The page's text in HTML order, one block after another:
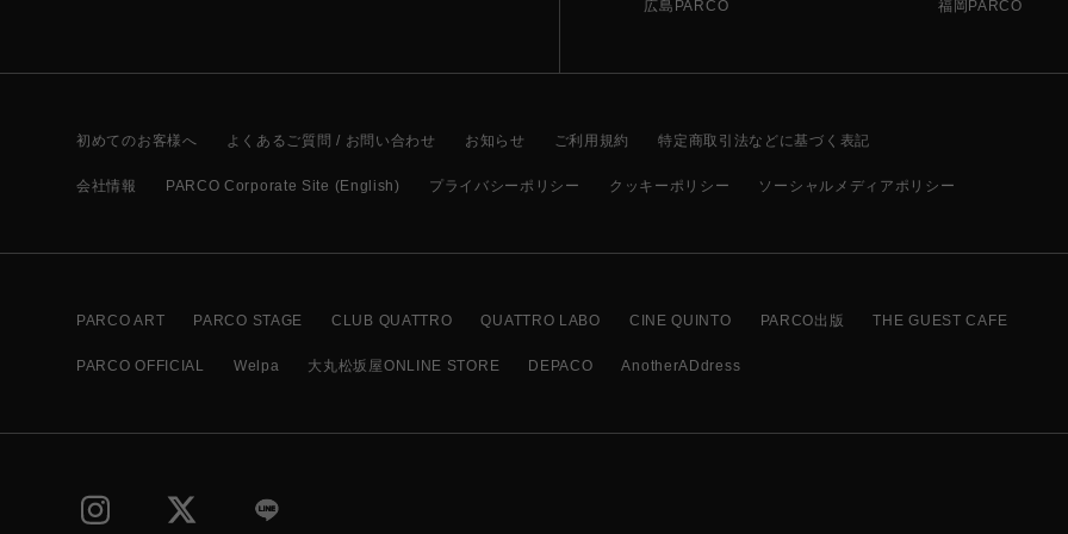
広島PARCO
福岡PARCO
初めてのお客様へ よくあるご質問 / お問い合わせ お知らせ ご利用規約 特定商取引法などに基づく表記
会社情報 PARCO Corporate Site (English) プライバシーポリシー クッキーポリシー ソーシャルメディアポリシー
PARCO ART PARCO STAGE CLUB QUATTRO QUATTRO LABO CINE QUINTO PARCO出版 THE GUEST CAFE
PARCO OFFICIAL Welpa 大丸松坂屋ONLINE STORE DEPACO AnotherADdress